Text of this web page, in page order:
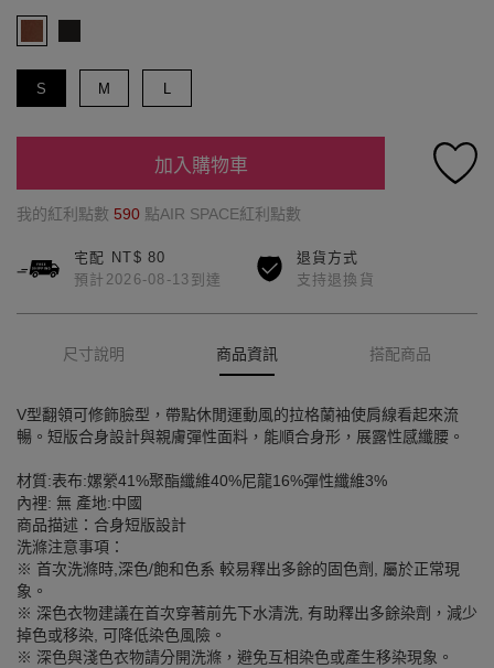
S M L
加入購物車
我的紅利點數 590 點AIR SPACE紅利點數
宅配 NT$ 80
預計2026-08-13到達
退貨方式
支持退換貨
尺寸說明 商品資訊 搭配商品
V型翻領可修飾臉型，帶點休閒運動風的拉格蘭袖使肩線看起來流
暢。短版合身設計與親膚彈性面料，能順合身形，展露性感纖腰。
材質:表布:嫘縈41%聚酯纖維40%尼龍16%彈性纖維3%
內裡: 無 產地:中國
商品描述：合身短版設計
洗滌注意事項：
※ 首次洗滌時,深色/飽和色系 較易釋出多餘的固色劑, 屬於正常現
象。
※ 深色衣物建議在首次穿著前先下水清洗, 有助釋出多餘染劑，減少
掉色或移染, 可降低染色風險。
※ 深色與淺色衣物請分開洗滌，避免互相染色或產生移染現象。